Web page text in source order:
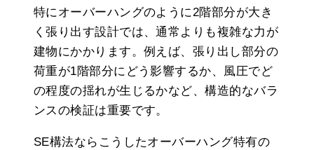
特にオーバーハングのように2階部分が大き
く張り出す設計では、通常よりも複雑な力が
建物にかかります。例えば、張り出し部分の
荷重が1階部分にどう影響するか、風圧でど
の程度の揺れが生じるかなど、構造的なバラ
ンスの検証は重要です。
SE構法ならこうしたオーバーハング特有の